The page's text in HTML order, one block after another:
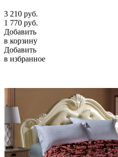
3 210 руб.
1 770 руб.
Добавить
в корзину
Добавить
в избранное